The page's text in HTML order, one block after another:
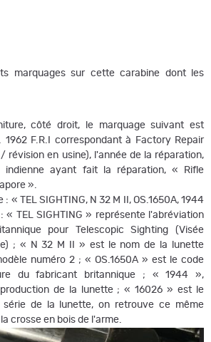
marquages sur cette carabine dont les
côté droit, le marquage suivant est
1962 F.R.I correspondant à Factory Repair
révision en usine), l'année de la réparation,
ayant fait la réparation, « Rifle
».
: « TEL SIGHTING, N 32 M II, OS.1650A, 1944
« TEL SIGHTING » représente l'abréviation
pour Telescopic Sighting (Visée
; « N 32 M II » est le nom de la lunette
numéro 2 ; « OS.1650A » est le code
du fabricant britannique ; « 1944 »,
production de la lunette ; « 16026 » est le
série de la lunette, on retrouve ce même
crosse en bois de l'arme.